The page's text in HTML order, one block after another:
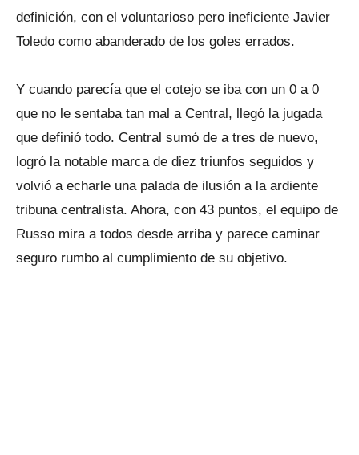
definición, con el voluntarioso pero ineficiente Javier
Toledo como abanderado de los goles errados.
Y cuando parecía que el cotejo se iba con un 0 a 0
que no le sentaba tan mal a Central, llegó la jugada
que definió todo. Central sumó de a tres de nuevo,
logró la notable marca de diez triunfos seguidos y
volvió a echarle una palada de ilusión a la ardiente
tribuna centralista. Ahora, con 43 puntos, el equipo de
Russo mira a todos desde arriba y parece caminar
seguro rumbo al cumplimiento de su objetivo.